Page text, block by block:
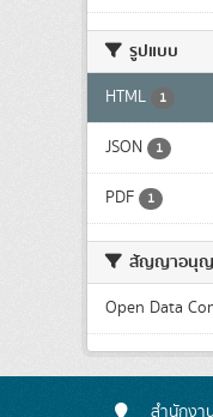
รูปแบบ
HTML 1
JSON 1
PDF 1
สัญญาอนุ
Open Data
สำนักงา